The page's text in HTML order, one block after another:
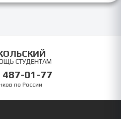
СТУДЕНТАМ
487-01-77
по России